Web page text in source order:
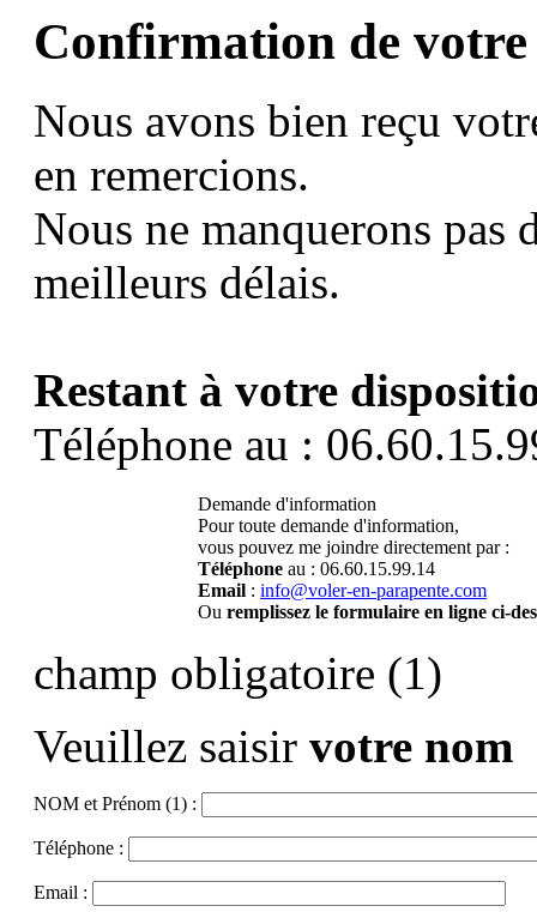
Confirmation de votre
Nous avons bien reçu
en remercions.
Nous ne manquerons pas
meilleurs délais.
Restant à votre
Téléphone au :
Demande d'information
Pour toute demande d'information,
vous pouvez me joindre directement par :
Téléphone au : 06.60.15.99.14
Email : info@voler-en-parapente.com
Ou remplissez le formulaire en ligne ci-
champ obligatoire (1)
Veuillez saisir votre nom
NOM et Prénom (1) :
Téléphone :
Email :